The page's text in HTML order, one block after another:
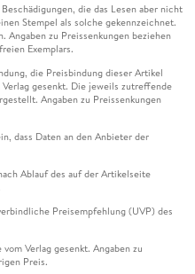
die das Lesen aber nicht
Stempel als solche gekennzeichnet.
zu Preissenkungen beziehen
Exemplars.
die Preisbindung dieser Artikel
gesenkt. Die jeweils zutreffende
Angaben zu Preissenkungen
dass Daten an den Anbieter der
Ablauf des auf der Artikelseite
Preisempfehlung (UVP) des
Verlag gesenkt. Angaben zu
Preis.